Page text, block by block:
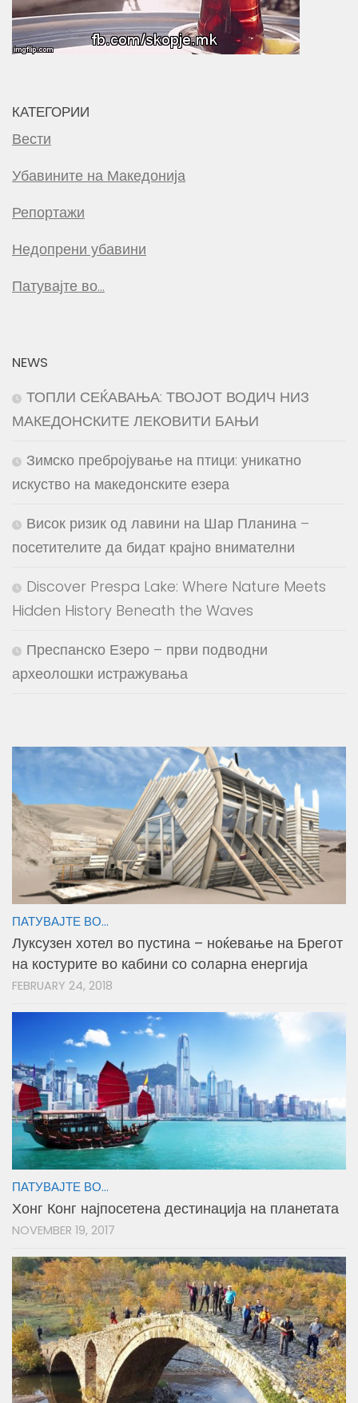
КАТЕГОРИИ
Вести
Убавините на Македонија
Репортажи
Недопрени убавини
Патувајте во…
NEWS
ТОПЛИ СЕЌАВАЊА: ТВОЈОТ ВОДИЧ НИЗ
МАКЕДОНСКИТЕ ЛЕКОВИТИ БАЊИ
Зимско пребројување на птици: уникатно
искуство на македонските езера
Висок ризик од лавини на Шар Планина –
посетителите да бидат крајно внимателни
Discover Prespa Lake: Where Nature Meets
Hidden History Beneath the Waves
Преспанско Езеро – први подводни
археолошки истражувања
ПАТУВАЈТЕ ВО...
Луксузен хотел во пустина – ноќевање на Брегот
на костурите во кабини со соларна енергија
FEBRUARY 24, 2018
ПАТУВАЈТЕ ВО...
Хонг Конг најпосетена дестинација на планетата
NOVEMBER 19, 2017